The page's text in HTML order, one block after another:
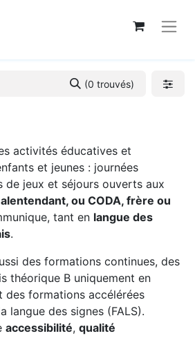
(0 trouvés)
activités éducatives et
et jeunes : journées
de jeux et séjours ouverts aux
ou CODA, frère ou
tant en langue des
.
des formations continues, des
théorique B uniquement en
des formations accélérées
langue des signes (FALS).
accessibilité, qualité